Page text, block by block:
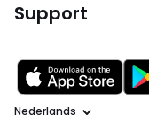
Support